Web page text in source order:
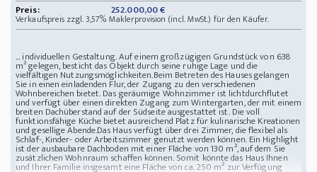
Preis:
252.000,00 €
Verkaufspreis zzgl. 3,57% Maklerprovision (incl. MwSt.) für den Käufer.
... individuellen Gestaltung. Auf einem großzügigen Grundstück von 638
m² gelegen, besticht das Objekt durch seine ruhige Lage und die
vielfältigen Nutzungsmöglichkeiten.Beim Betreten des Hauses gelangen
Sie in einen einladenden Flur, der Zugang zu den verschiedenen
Wohnbereichen bietet. Das geräumige Wohnzimmer ist lichtdurchflutet
und verfügt über einen direkten Zugang zum Wintergarten, der mit einem
breiten Dachüberstand auf der Südseite ausgestattet ist. Die voll
funktionsfähige Küche bietet ausreichend Platz für kulinarische Kreationen
und gesellige Abende.Das Haus verfügt über drei Zimmer, die flexibel als
Schlaf-, Kinder- oder Arbeitszimmer genutzt werden können. Ein Highlight
ist der ausbaubare Dachboden mit einer Fläche von 130 m², auf dem Sie
zusätzlichen Wohnraum schaffen können. Somit könnte das Haus Ihnen
und Ihrer Familie insgesamt eine Fläche von ca. 250 m² zur Verfügung